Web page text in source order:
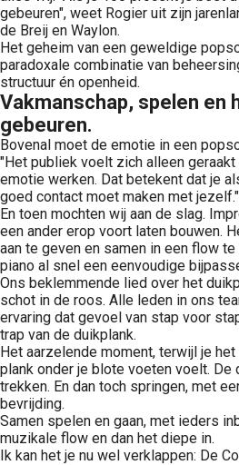
gebeuren", weet Rogier uit zijn
de Breij en Waylon.
Het geheim van een geweldige
paradoxale combinatie van
structuur én openheid.
Vakmanschap, spelen en
gebeuren.
Bovenal moet de emotie in een
"Het publiek voelt zich alleen
emotie werken. Dat betekent dat je
goed contact moet maken met jezelf."
En toen mochten wij aan de slag.
een ander erop voort laten bouwen.
aan te geven en samen in een flow
piano al snel een eenvoudige
Ons beklemmende lied over het
schot in de roos. Alle leden in ons
ervaring dat gevoel van stap voor
trap van de duikplank.
Het aarzelende moment, terwijl je
plank onder je blote voeten voelt. De
trekken. En dan toch springen, met
bevrijding.
Samen spelen en gaan, met ieders
muzikale flow en dan het diepe in.
Ik kan het je nu wel verklappen: De